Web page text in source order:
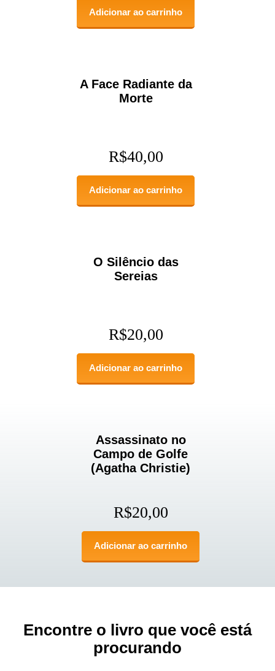
Adicionar ao carrinho
A Face Radiante da
Morte
R$40,00
Adicionar ao carrinho
O Silêncio das
Sereias
R$20,00
Adicionar ao carrinho
Assassinato no
Campo de Golfe
(Agatha Christie)
R$20,00
Adicionar ao carrinho
Encontre o livro que você está
procurando